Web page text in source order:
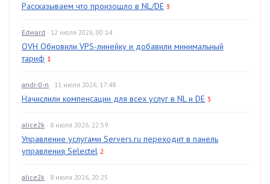
Рассказываем что произошло в NL/DE 3
Edward · 12 июля 2026, 00:14
OVH Обновили VPS-линейку и добавили минимальный
тариф 1
andr-0-n · 11 июля 2026, 17:48
Начислили компенсации для всех услуг в NL и DE 3
alice2k · 8 июля 2026, 22:59
Управление услугами Servers.ru переходит в панель
управления Selectel 2
alice2k · 8 июля 2026, 20:25